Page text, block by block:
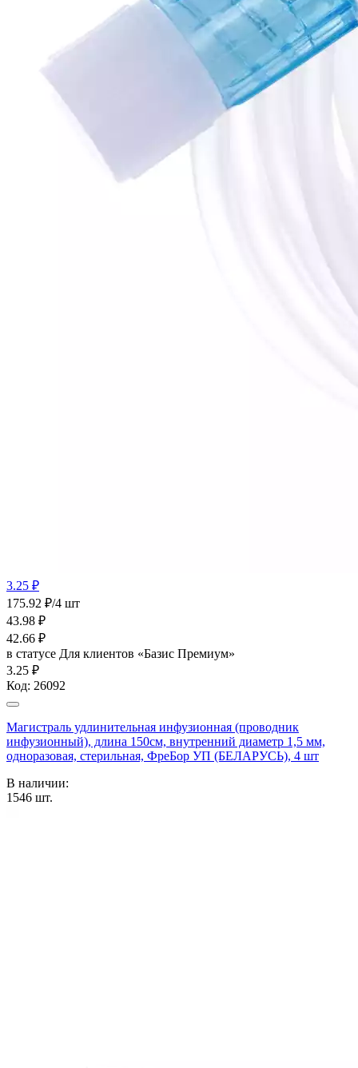
3.25 ₽
175.92 ₽/4 шт
43.98 ₽
42.66 ₽
в статусе Для клиентов «Базис Премиум»
3.25 ₽
Код: 26092
Магистраль удлинительная инфузионная (проводник
инфузионный), длина 150см, внутренний диаметр 1,5 мм,
одноразовая, стерильная, ФреБор УП (БЕЛАРУСЬ), 4 шт
В наличии:
1546 шт.